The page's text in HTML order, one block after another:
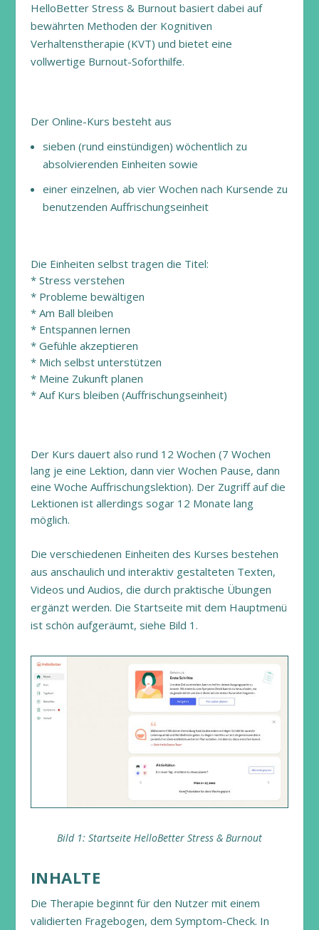
HelloBetter Stress & Burnout basiert dabei auf
bewährten Methoden der Kognitiven
Verhaltenstherapie (KVT) und bietet eine
vollwertige Burnout-Soforthilfe.
Der Online-Kurs besteht aus
sieben (rund einstündigen) wöchentlich zu
absolvierenden Einheiten sowie
einer einzelnen, ab vier Wochen nach Kursende zu
benutzenden Auffrischungseinheit
Die Einheiten selbst tragen die Titel:
* Stress verstehen
* Probleme bewältigen
* Am Ball bleiben
* Entspannen lernen
* Gefühle akzeptieren
* Mich selbst unterstützen
* Meine Zukunft planen
* Auf Kurs bleiben (Auffrischungseinheit)
Der Kurs dauert also rund 12 Wochen (7 Wochen
lang je eine Lektion, dann vier Wochen Pause, dann
eine Woche Auffrischungslektion). Der Zugriff auf die
Lektionen ist allerdings sogar 12 Monate lang
möglich.
Die verschiedenen Einheiten des Kurses bestehen
aus anschaulich und interaktiv gestalteten Texten,
Videos und Audios, die durch praktische Übungen
ergänzt werden. Die Startseite mit dem Hauptmenü
ist schön aufgeräumt, siehe Bild 1.
Bild 1: Startseite HelloBetter Stress & Burnout
INHALTE
Die Therapie beginnt für den Nutzer mit einem
validierten Fragebogen, dem Symptom-Check. In